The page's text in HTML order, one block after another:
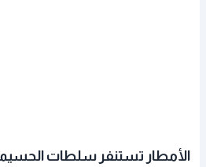
الأمطار تستنفر سلطات